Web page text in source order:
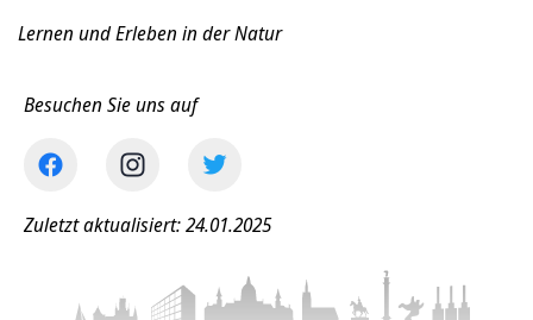
Lernen und Erleben in der Natur
Besuchen Sie uns auf
Zuletzt aktualisiert: 24.01.2025